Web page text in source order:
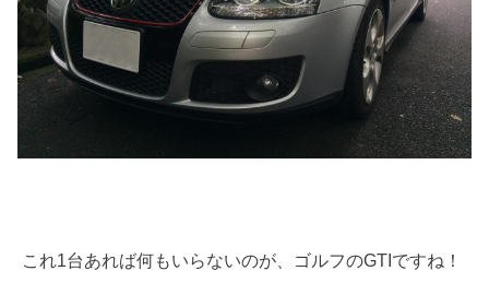
これ1台あれば何もいらないのが、ゴルフのGTIですね！